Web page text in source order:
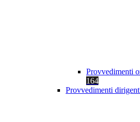
Provvedimenti
164
Provvedimenti